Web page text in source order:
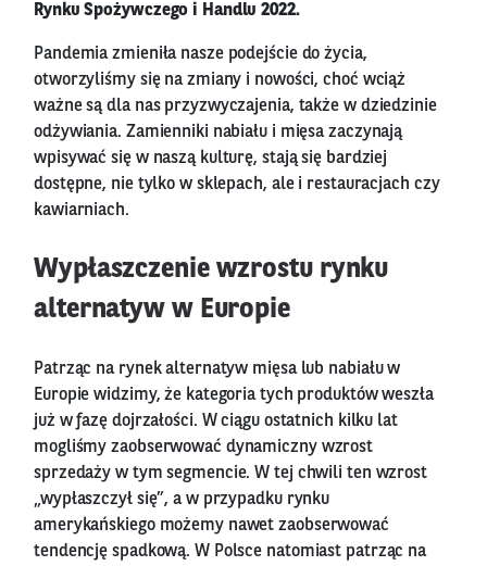
Rynku Spożywczego i Handlu 2022.
Pandemia zmieniła nasze podejście do życia,
otworzyliśmy się na zmiany i nowości, choć wciąż
ważne są dla nas przyzwyczajenia, także w dziedzinie
odżywiania. Zamienniki nabiału i mięsa zaczynają
wpisywać się w naszą kulturę, stają się bardziej
dostępne, nie tylko w sklepach, ale i restauracjach czy
kawiarniach.
Wypłaszczenie wzrostu rynku
alternatyw w Europie
Patrząc na rynek alternatyw mięsa lub nabiału w
Europie widzimy, że kategoria tych produktów weszła
już w fazę dojrzałości. W ciągu ostatnich kilku lat
mogliśmy zaobserwować dynamiczny wzrost
sprzedaży w tym segmencie. W tej chwili ten wzrost
„wypłaszczył się”, a w przypadku rynku
amerykańskiego możemy nawet zaobserwować
tendencję spadkową. W Polsce natomiast patrząc na